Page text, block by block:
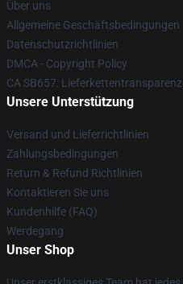
Über uns
Allgemeine Geschäftsbedingungen
Datenschutzrichtlinien
DMCA - Copyright Policy
CA SB657:
Unsere Unterstützung
Versand und Lieferrichtlinien
Zahlungsbedingungen
Return & Refund Richtlinien
Kontaktieren Sie uns
Kundenhilfe (FAQ)
Werdegang
Unser Shop